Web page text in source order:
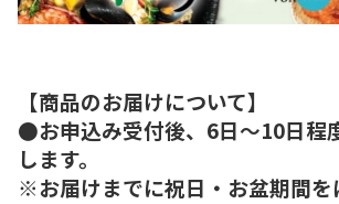
【商品のお届けについて】
●お申込み受付後、6日～10日程
します。
※お届けまでに祝日・お盆期間を